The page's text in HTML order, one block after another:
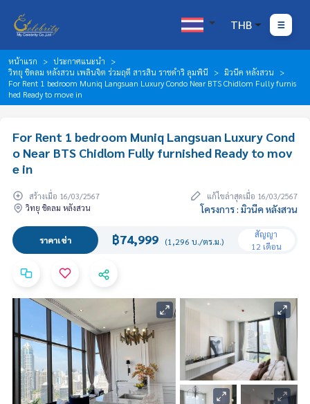
THB
หน้าแรก
ประกาศแนะนำ
วิทยุ ชิดลม หลังสวน เพลินจิต ร่วมฤดี สารสิน ราชดำริ ลุมพินี
มิวนีค หลังสวน
For Rent 1 bedroom Muniq Langsuan Luxury Condo Near BTS Chidlom Fully furnis
hed Ready to move in
For Rent 1 bedroom Muniq Langsuan Luxury Cond
o Near BTS Chidlom Fully furnished Ready to mov
e in
สร้างเมื่อ 16/03/2567
แก้ไขล่าสุดเมื่อ 16/03/2567
วิทยุ ชิดลม หลังสวน
โครงการ : มิวนีค หลังสวน
ราคาเช่า ฿74,999 (1,296 บ./ตร.ม.)
สัญญา
12 เดือน